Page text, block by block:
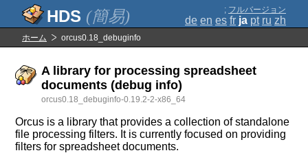
(簡易) ; フルバージョン
de en es fr ja pt ru zh
ホーム orcus0.18_debuginfo
A library for processing spreadsheet
documents (debug info)
orcus0.18_debuginfo-0.19.2-2-x86_64
Orcus is a library that provides a collection of standalone
file processing filters. It is currently focused on providing
filters for spreadsheet documents.